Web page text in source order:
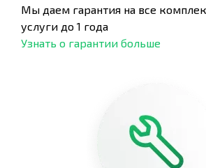
Мы даем гарантия на все
услуги до 1 года
Узнать о гарантии больше